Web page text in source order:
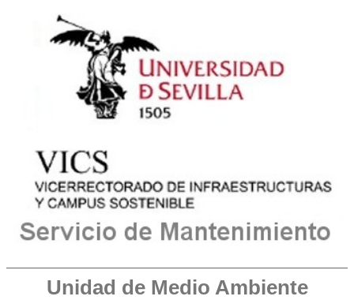
Unidad de Medio Ambiente